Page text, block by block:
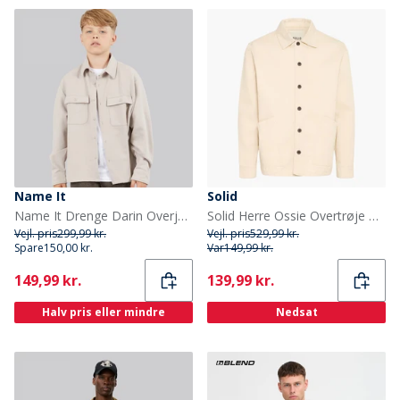
Name It
Name It Drenge Darin Overjakke Chateau Gray
Vejl. pris299,99 kr.
Spare150,00 kr.
Current
149,99 kr.
Halv pris eller mindre
Solid
Solid Herre Ossie Overtrøje Oatmeal
Vejl. pris529,99 kr.
Var149,99 kr.
Current
139,99 kr.
Nedsat